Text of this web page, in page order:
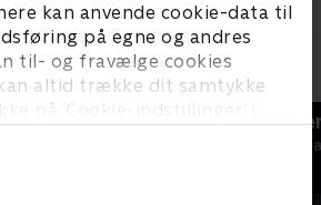
kan anvende cookie-data til
på egne og andres
til- og fravælge cookies
altid trække dit samtykke
på ’Cookie-indstillinger’ i
Sporten -
Nyheder &